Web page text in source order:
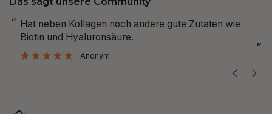
“
”
hat neben Kollagen noch andere gute Zutaten wie
Biotin und Hyaluronsäure.
Anonym